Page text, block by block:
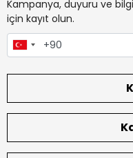
Kampanya, duyuru ve
için kayıt olun.